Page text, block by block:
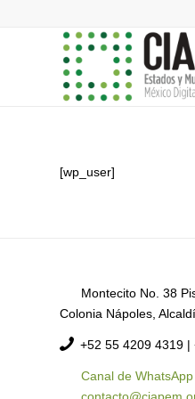
[wp_user]
Montecito No. 38
Colonia Nápoles,
+52 55 4209 4319 |
Canal de WhatsApp